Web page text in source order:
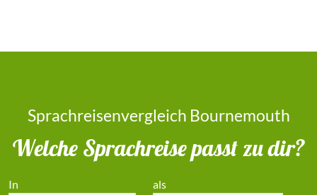
Sprachreisenvergleich Bournemouth
Welche Sprachreise passt zu dir?
In als